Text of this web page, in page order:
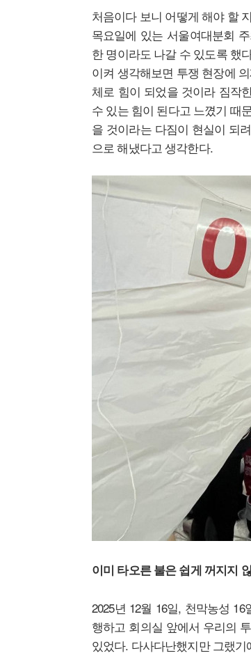
처음이다 보니 어떻게 해야 할
목요일에 있는 서울여대분회
한 명이라도 나갈 수 있도록 했
이켜 생각해보면 투쟁 현장에
체로 힘이 되었을 것이라 짐작
수 있는 힘이 된다고 느꼈기 때
을 것이라는 다짐이 현실이 되
으로 해냈다고 생각한다.
이미 타오른 불은 쉽게 꺼지지
2025년 12월 16일, 천막농성
행하고 회의실 앞에서 우리의
있었다. 다사다난했지만 그랬